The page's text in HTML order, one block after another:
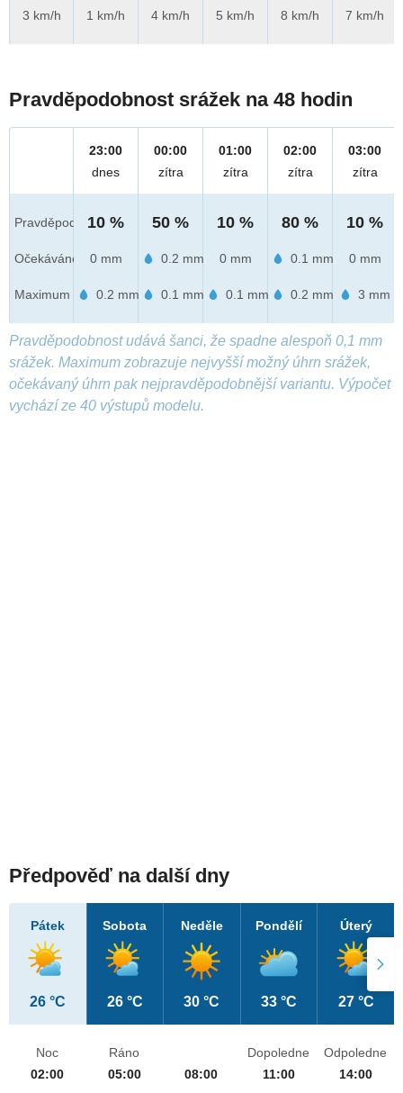
3 km/h
1 km/h
4 km/h
5 km/h
8 km/h
7 km/h
Pravděpodobnost srážek na 48 hodin
Pravděpod.
Očekáváno
Maximum
23:00
dnes
10 %
0 mm
0.2 mm
00:00
zítra
50 %
0.2 mm
0.1 mm
01:00
zítra
10 %
0 mm
0.1 mm
02:00
zítra
80 %
0.1 mm
0.2 mm
03:00
zítra
10 %
0 mm
3 mm
Pravděpodobnost udává šanci, že spadne alespoň 0,1 mm
srážek. Maximum zobrazuje nejvyšší možný úhrn srážek,
očekávaný úhrn pak nejpravděpodobnější variantu. Výpočet
vychází ze 40 výstupů modelu.
Předpověď na další dny
Pátek
26 °C
Sobota
26 °C
Neděle
30 °C
Pondělí
33 °C
Úterý
27 °C
Noc
02:00
Ráno
05:00
08:00
Dopoledne
11:00
Odpoledne
14:00